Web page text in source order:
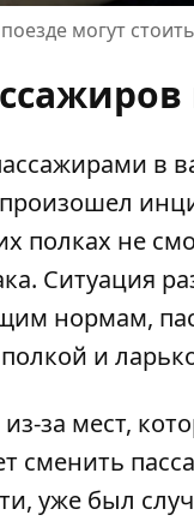
могут
в
не
Ситуация
нормам,
и
за мест,
сменить
уже был